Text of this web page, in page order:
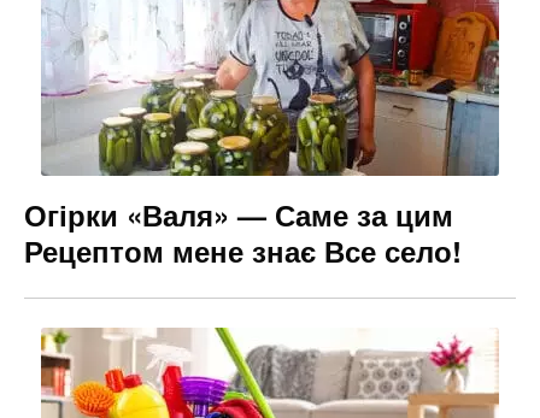
Огірки «Валя» — Саме за цим
Рецептом мене знає Все село!